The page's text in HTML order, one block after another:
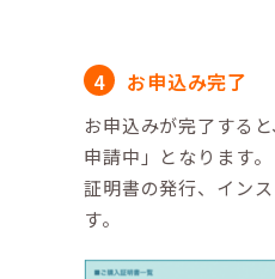
お申込み完了
お申込みが完了する
申請中」となります。
証明書の発行、イン
す。